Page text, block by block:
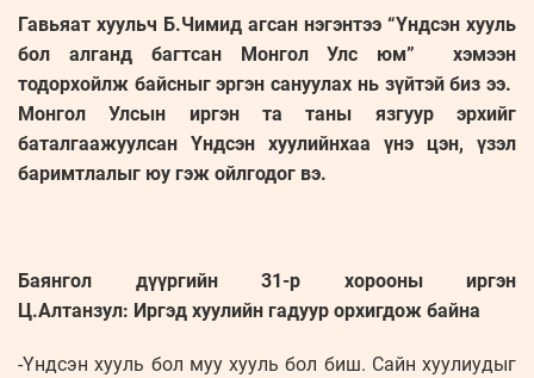
Гавьяат хуульч Б.Чимид агсан нэгэнтээ “Үндсэн хууль
бол алганд багтсан Монгол Улс юм” хэмээн
тодорхойлж байсныг эргэн сануулах нь зүйтэй биз ээ.
Монгол Улсын иргэн та таны язгуур эрхийг
баталгаажуулсан Үндсэн хуулийнхаа үнэ цэн, үзэл
баримтлалыг юу гэж ойлгодог вэ.
Баянгол дүүргийн 31-р хорооны иргэн
Ц.Алтанзул: Иргэд хуулийн гадуур орхигдож байна
-Үндсэн хууль бол муу хууль бол биш. Сайн хуулиудыг